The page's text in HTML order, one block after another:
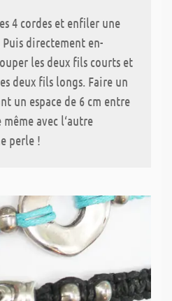
4 cordes et enfiler une
directement en-
les deux fils courts et
deux fils longs. Faire un
un espace de 6 cm entre
avec l‘autre
perle !